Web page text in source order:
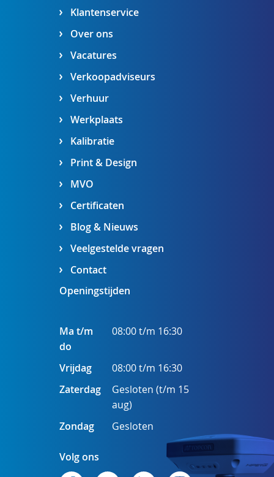
Klantenservice
Over ons
Vacatures
Verkoopadviseurs
Verhuur
Werkplaats
Kalibratie
Print & Design
MVO
Certificaten
Blog & Nieuws
Veelgestelde vragen
Contact
Openingstijden
Ma t/m
do
08:00 t/m 16:30
Vrijdag
08:00 t/m 16:30
Zaterdag
Gesloten (t/m 15
aug)
Zondag
Gesloten
Volg ons